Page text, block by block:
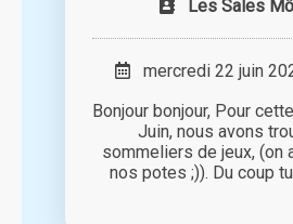
Les Sales
mercredi 22 juin
Bonjour bonjour, Pour
Juin, nous avons
sommeliers de jeux, (on
nos potes ;)). Du coup